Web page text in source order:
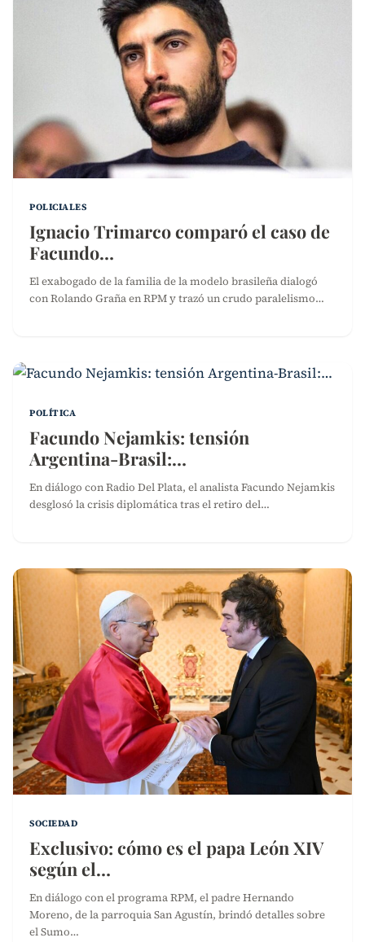
POLICIALES
Ignacio Trimarco comparó el caso de
Facundo…
El exabogado de la familia de la modelo brasileña dialogó
con Rolando Graña en RPM y trazó un crudo paralelismo…
POLÍTICA
Facundo Nejamkis: tensión
Argentina-Brasil:…
En diálogo con Radio Del Plata, el analista Facundo Nejamkis
desglosó la crisis diplomática tras el retiro del…
SOCIEDAD
Exclusivo: cómo es el papa León XIV
según el…
En diálogo con el programa RPM, el padre Hernando
Moreno, de la parroquia San Agustín, brindó detalles sobre
el Sumo…